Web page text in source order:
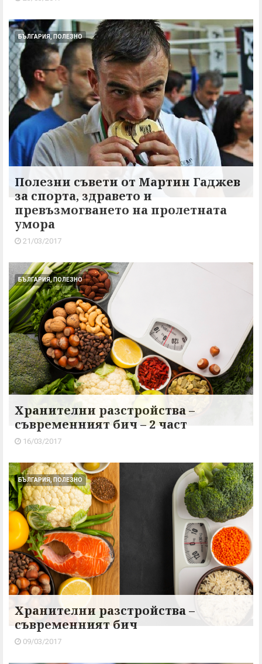
БЪЛГАРИЯ, ПОЛЕЗНО
Полезни съвети от Мартин Гаджев
за спорта, здравето и
превъзмогването на пролетната
умора
21/03/2017
БЪЛГАРИЯ, ПОЛЕЗНО
Хранителни разстройства –
съвременният бич – 2 част
16/03/2017
БЪЛГАРИЯ, ПОЛЕЗНО
Хранителни разстройства –
съвременният бич
09/03/2017